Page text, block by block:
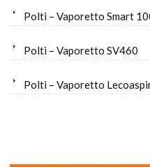
Polti – Vaporetto Smart
Polti – Vaporetto SV460
Polti – Vaporetto